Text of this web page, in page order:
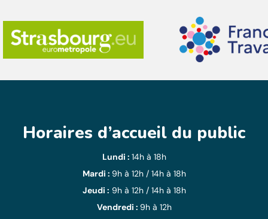
Horaires d’accueil du public
Lundi : 14h à 18h
Mardi : 9h à 12h / 14h à 18h
Jeudi : 9h à 12h / 14h à 18h
Vendredi : 9h à 12h